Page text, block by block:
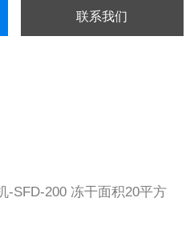
联系我们
-SFD-200 冻干面积20平方